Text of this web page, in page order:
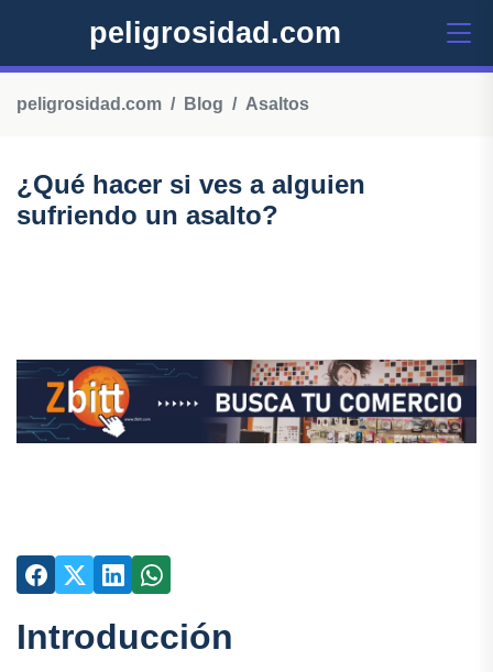
peligrosidad.com
peligrosidad.com Blog Asaltos
¿Qué hacer si ves a alguien
sufriendo un asalto?
Introducción